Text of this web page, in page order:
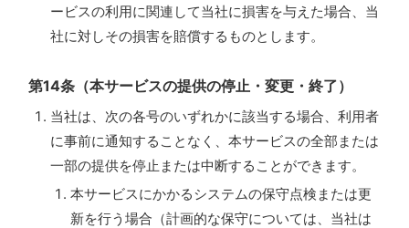
ービスの利用に関連して当社に損害を与えた場合、当
社に対しその損害を賠償するものとします。
第14条（本サービスの提供の停止・変更・終了）
当社は、次の各号のいずれかに該当する場合、利用者
に事前に通知することなく、本サービスの全部または
一部の提供を停止または中断することができます。
本サービスにかかるシステムの保守点検または更
新を行う場合（計画的な保守については、当社は